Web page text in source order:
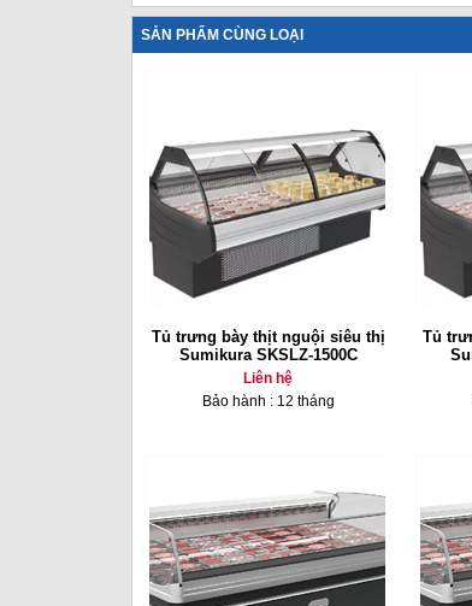
SẢN PHẨM CÙNG LOẠI
Tủ trưng bày thịt nguội siêu thị
Sumikura SKSLZ-1500C
Liên hệ
Bảo hành : 12 tháng
Tủ